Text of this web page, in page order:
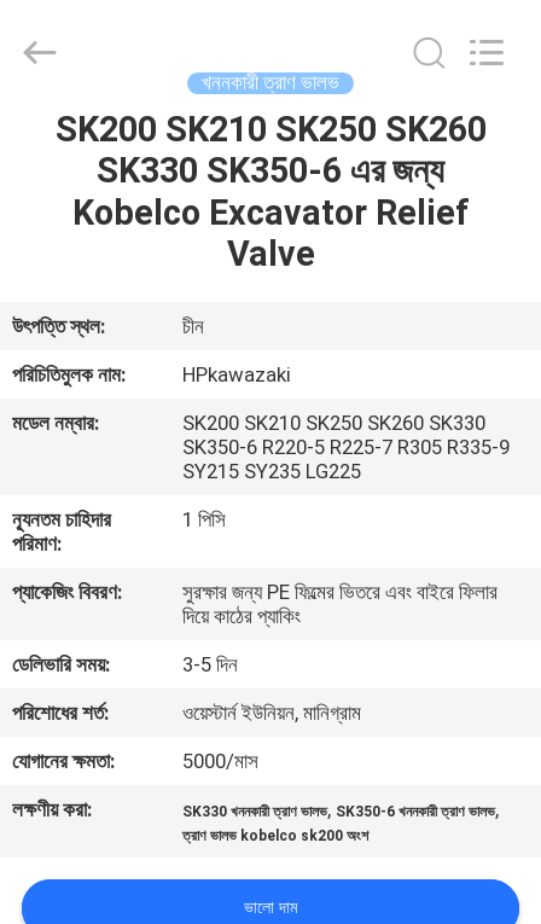
আমাদের
সম্পর্কে
ভ্রমণ
মান
নিয়ন্ত্রণ
যোগাযোগ
করুন
Parts
খননকারী ত্রাণ ভালভ
SK200 SK210 SK250 SK260
SK330 SK350-6 এর জন্য
Kobelco Excavator Relief
Valve
উৎপত্তি স্থল:
চীন
পরিচিতিমুলক নাম:
HPkawazaki
মডেল নম্বার:
SK200 SK210 SK250 SK260 SK330
SK350-6 R220-5 R225-7 R305 R335-9
SY215 SY235 LG225
ন্যূনতম চাহিদার
পরিমাণ:
1 পিসি
প্যাকেজিং বিবরণ:
সুরক্ষার জন্য PE ফিল্মের ভিতরে এবং বাইরে ফিলার
দিয়ে কাঠের প্যাকিং
ডেলিভারি সময়:
3-5 দিন
পরিশোধের শর্ত:
ওয়েস্টার্ন ইউনিয়ন, মানিগ্রাম
যোগানের ক্ষমতা:
5000/মাস
লক্ষণীয় করা:
SK330 খননকারী ত্রাণ ভালভ, SK350-6 খননকারী ত্রাণ ভালভ,
ত্রাণ ভালভ kobelco sk200 অংশ
ভালো দাম